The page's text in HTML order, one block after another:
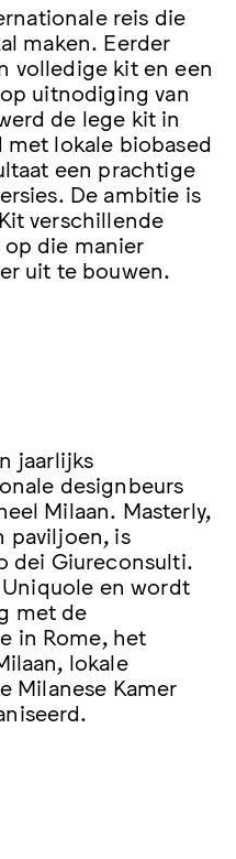
reis die
maken. Eerder
volledige kit en een
uitnodiging van
werd de lege kit in
lokale biobased
een prachtige
De ambitie is
verschillende
die manier
uit te bouwen.
jaarlijks
designbeurs
Milaan. Masterly,
paviljoen, is
dei Giureconsulti.
en wordt
met de
in Rome, het
lokale
Milanese Kamer